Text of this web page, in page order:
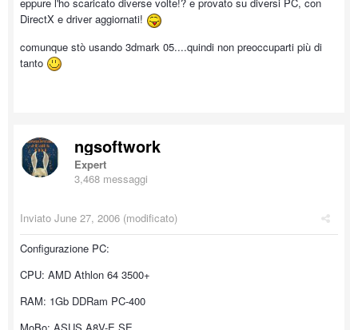
DirectX e driver aggiornati!
comunque stò usando 3dmark 05....quindi non preoccuparti più di
tanto
ngsoftwork
Expert
3,468 messaggi
Inviato June 27, 2006 (modificato)
Configurazione PC:
CPU: AMD Athlon 64 3500+
RAM: 1Gb DDRam PC-400